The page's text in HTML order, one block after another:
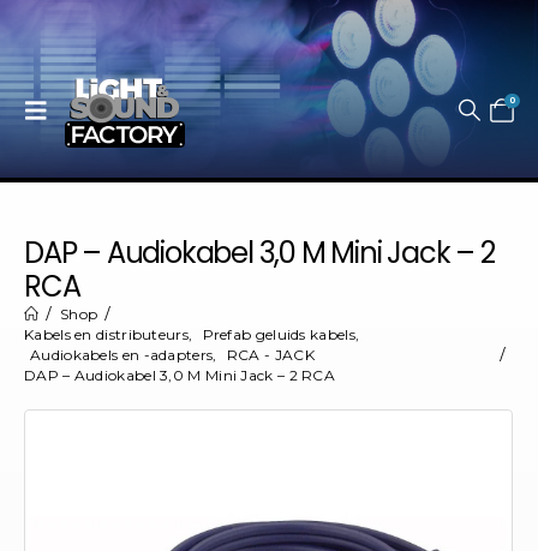
0
DAP – Audiokabel 3,0 M Mini Jack – 2
RCA
Shop
Kabels en distributeurs, Prefab geluids kabels,
Audiokabels en -adapters,
RCA - JACK
DAP – Audiokabel 3,0 M Mini Jack – 2 RCA